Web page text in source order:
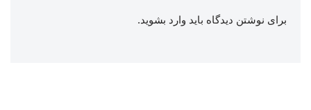
برای نوشتن دیدگاه باید وارد بشوید.